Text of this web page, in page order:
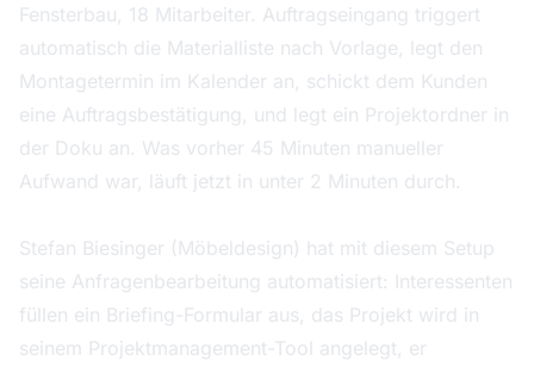
Fensterbau, 18 Mitarbeiter. Auftragseingang triggert
automatisch die Materialliste nach Vorlage, legt den
Montagetermin im Kalender an, schickt dem Kunden
eine Auftragsbestätigung, und legt ein Projektordner in
der Doku an. Was vorher 45 Minuten manueller
Aufwand war, läuft jetzt in unter 2 Minuten durch.
Stefan Biesinger (Möbeldesign) hat mit diesem Setup
seine Anfragenbearbeitung automatisiert: Interessenten
füllen ein Briefing-Formular aus, das Projekt wird in
seinem Projektmanagement-Tool angelegt, er